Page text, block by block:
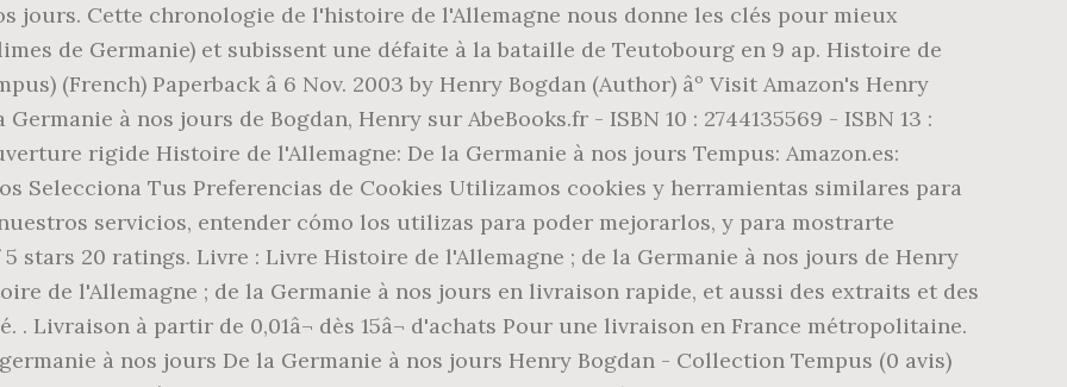
jours. Cette chronologie de l'histoire de l'Allemagne nous donne les clés pour mieux
de Germanie) et subissent une défaite à la bataille de Teutobourg en 9 ap. Histoire de
(French) Paperback â 6 Nov. 2003 by Henry Bogdan (Author) âº Visit Amazon's Henry
à nos jours de Bogdan, Henry sur AbeBooks.fr - ISBN 10 : 2744135569 - ISBN 13 :
rigide Histoire de l'Allemagne: De la Germanie à nos jours Tempus: Amazon.es:
Selecciona Tus Preferencias de Cookies Utilizamos cookies y herramientas similares para
servicios, entender cómo los utilizas para poder mejorarlos, y para mostrarte
stars 20 ratings. Livre : Livre Histoire de l'Allemagne ; de la Germanie à nos jours de Henry
de l'Allemagne ; de la Germanie à nos jours en livraison rapide, et aussi des extraits et des
Livraison à partir de 0,01â¬ dès 15â¬ d'achats Pour une livraison en France métropolitaine.
à nos jours De la Germanie à nos jours Henry Bogdan - Collection Tempus (0 avis)